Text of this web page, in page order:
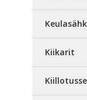
Kiikarit